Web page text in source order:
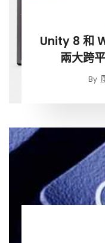
Unity 8 和
兩大跨
By